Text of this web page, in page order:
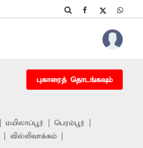
புகாரைத் தொடங்கவும்
மயிலாப்பூர்
பெரம்பூர்
வில்லிவாக்கம்